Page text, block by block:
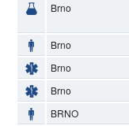
Brno
Brno
Brno
Brno
BRNO